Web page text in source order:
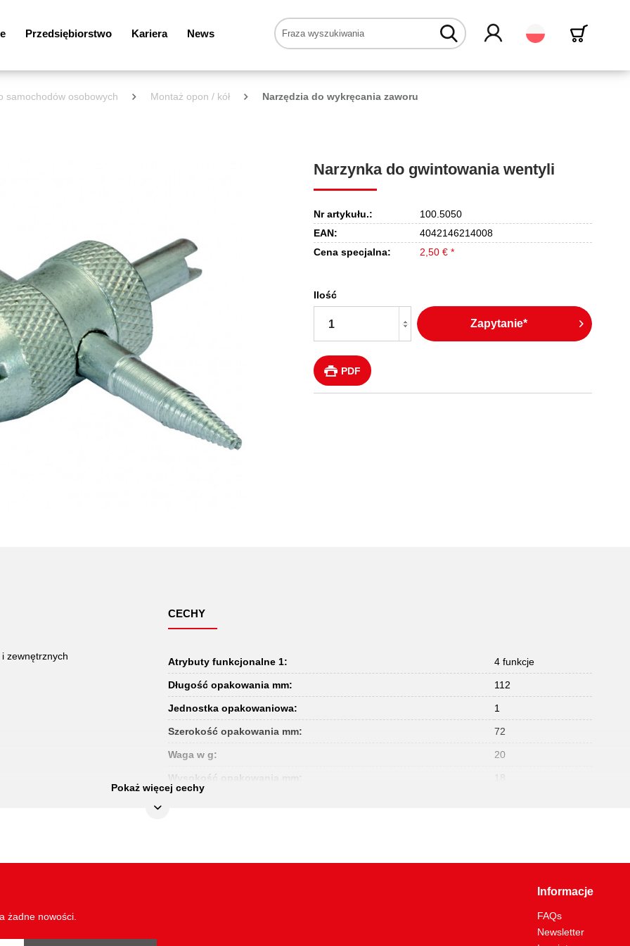
Przedsiębiorstwo Kariera News Polski
samochodów osobowych Montaż opon / kół Narzędzia do wykręcania zaworu
Narzynka do gwintowania wentyli
Nr artykułu.:
100.5050
EAN:
4042146214008
Cena specjalna:
2,50 € *
Ilość
Zapytanie*
PDF
zewnętrznych
CECHY
Atrybuty funkcjonalne 1: 4 funkcje
Długość opakowania mm: 112
Jednostka opakowaniowa: 1
Szerokość opakowania mm: 72
Waga w g: 20
Wysokość opakowania mm:
18
Pokaż więcej cechy
żadne nowości.
Informacje
FAQs
Newsletter